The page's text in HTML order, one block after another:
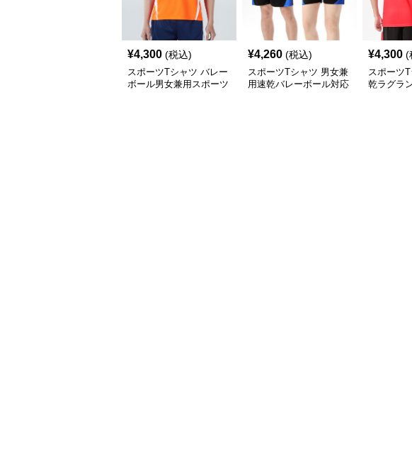
¥4,300 (税込)
スポーツTシャツ バレー
ボール男女兼用スポーツ
¥4,260 (税込)
スポーツTシャツ 男女兼
用速乾バレーボール対応
¥4,300 (
スポーツ
乾ラグラ